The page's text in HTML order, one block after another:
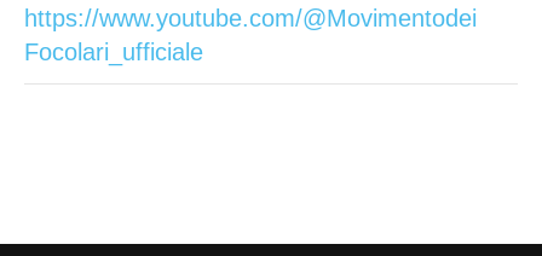
https://www.youtube.com/@Movimentodei
Focolari_ufficiale